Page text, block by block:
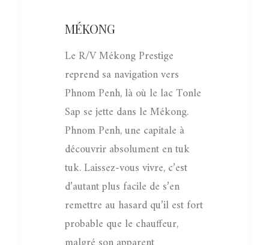
MÉKONG
Le R/V Mékong Prestige
reprend sa navigation vers
Phnom Penh, là où le lac Tonle
Sap se jette dans le Mékong.
Phnom Penh, une capitale à
découvrir absolument en tuk
tuk. Laissez-vous vivre, c’est
d’autant plus facile de s’en
remettre au hasard qu’il est fort
probable que le chauffeur,